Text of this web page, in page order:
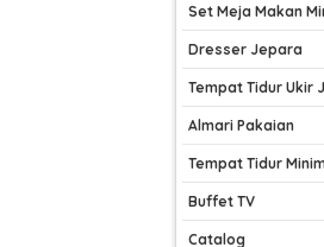
Set Meja Makan
Dresser Jepara
Tempat Tidur Ukir
Almari Pakaian
Tempat Tidur
Buffet TV
Catalog